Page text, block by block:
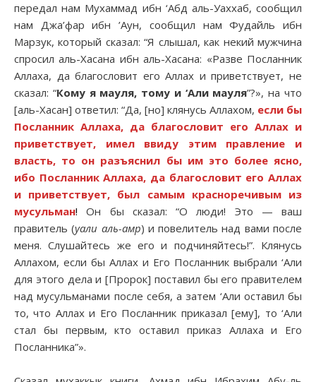
передал нам Мухаммад ибн ‘Абд аль-Уаххаб, сообщил
нам Джа’фар ибн ’Аун, сообщил нам Фудайль ибн
Марзук, который сказал: “Я слышал, как некий мужчина
спросил аль-Хасана ибн аль-Хасана: «Разве Посланник
Аллаха, да благословит его Аллах и приветствует, не
сказал: “Кому я мауля, тому и ‘Али мауля”?», на что
[аль-Хасан] ответил: “Да, [но] клянусь Аллахом, если бы
Посланник Аллаха, да благословит его Аллах и
приветствует, имел ввиду этим правление и
власть, то он разъяснил бы им это более ясно,
ибо Посланник Аллаха, да благословит его Аллах
и приветствует, был самым красноречивым из
мусульман! Он бы сказал: “О люди! Это — ваш
правитель (уали аль-амр) и повелитель над вами после
меня. Слушайтесь же его и подчиняйтесь!”. Клянусь
Аллахом, если бы Аллах и Его Посланник выбрали ‘Али
для этого дела и [Пророк] поставил бы его правителем
над мусульманами после себя, а затем ‘Али оставил бы
то, что Аллах и Его Посланник приказал [ему], то ‘Али
стал бы первым, кто оставил приказ Аллаха и Его
Посланника”».